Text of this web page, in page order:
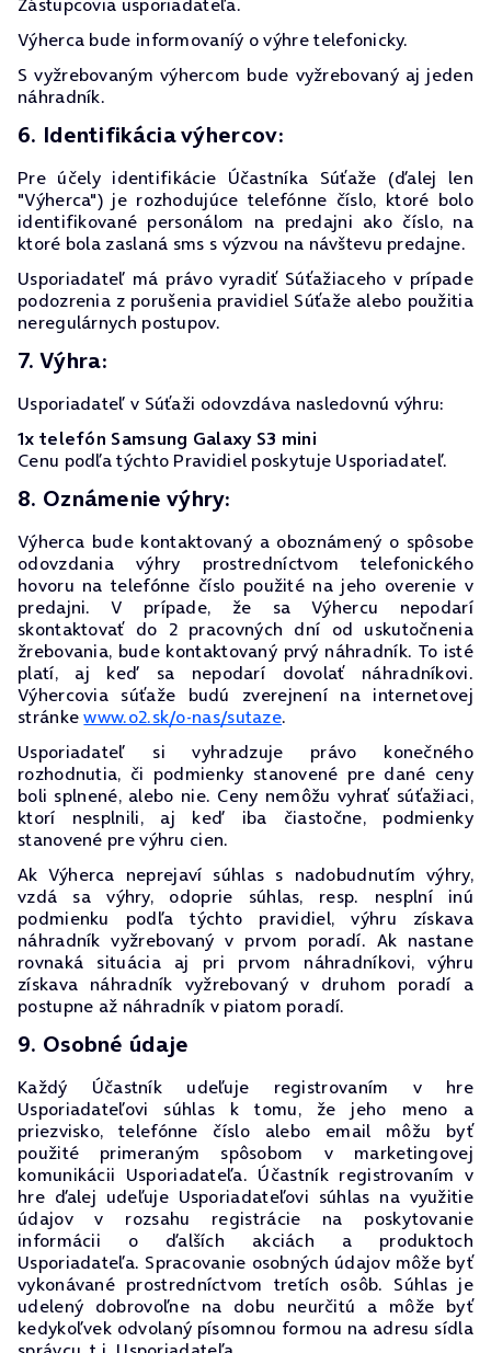
Výherca bude informovaníý o výhre telefonicky.
S vyžrebovaným výhercom bude vyžrebovaný aj jeden
náhradník.
6. Identifikácia výhercov:
Pre účely identifikácie Účastníka Súťaže (ďalej len
"Výherca") je rozhodujúce telefónne číslo, ktoré bolo
identifikované personálom na predajni ako číslo, na
ktoré bola zaslaná sms s výzvou na návštevu predajne.
Usporiadateľ má právo vyradiť Súťažiaceho v prípade
podozrenia z porušenia pravidiel Súťaže alebo použitia
neregulárnych postupov.
7. Výhra:
Usporiadateľ v Súťaži odovzdáva nasledovnú výhru:
1x telefón Samsung Galaxy S3 mini
Cenu podľa týchto Pravidiel poskytuje Usporiadateľ.
8. Oznámenie výhry:
Výherca bude kontaktovaný a oboznámený o spôsobe
odovzdania výhry prostredníctvom telefonického
hovoru na telefónne číslo použité na jeho overenie v
predajni. V prípade, že sa Výhercu nepodarí
skontaktovať do 2 pracovných dní od uskutočnenia
žrebovania, bude kontaktovaný prvý náhradník. To isté
platí, aj keď sa nepodarí dovolať náhradníkovi.
Výhercovia súťaže budú zverejnení na internetovej
stránkewww.o2.sk/o-nas/sutaze.
Usporiadateľ si vyhradzuje právo konečného
rozhodnutia, či podmienky stanovené pre dané ceny
boli splnené, alebo nie. Ceny nemôžu vyhrať súťažiaci,
ktorí nesplnili, aj keď iba čiastočne, podmienky
stanovené pre výhru cien.
Ak Výherca neprejaví súhlas s nadobudnutím výhry,
vzdá sa výhry, odoprie súhlas, resp. nesplní inú
podmienku podľa týchto pravidiel, výhru získava
náhradník vyžrebovaný v prvom poradí. Ak nastane
rovnaká situácia aj pri prvom náhradníkovi, výhru
získava náhradník vyžrebovaný v druhom poradí a
postupne až náhradník v piatom poradí.
9. Osobné údaje
Každý Účastník udeľuje registrovaním v hre
Usporiadateľovi súhlas k tomu, že jeho meno a
priezvisko, telefónne číslo alebo email môžu byť
použité primeraným spôsobom v marketingovej
komunikácii Usporiadateľa. Účastník registrovaním v
hre ďalej udeľuje Usporiadateľovi súhlas na využitie
údajov v rozsahu registrácie na poskytovanie
informácii o ďalších akciách a produktoch
Usporiadateľa. Spracovanie osobných údajov môže byť
vykonávané prostredníctvom tretích osôb. Súhlas je
udelený dobrovoľne na dobu neurčitú a môže byť
kedykoľvek odvolaný písomnou formou na adresu sídla